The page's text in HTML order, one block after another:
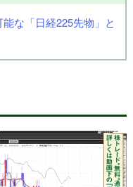
な「日経225先物」と